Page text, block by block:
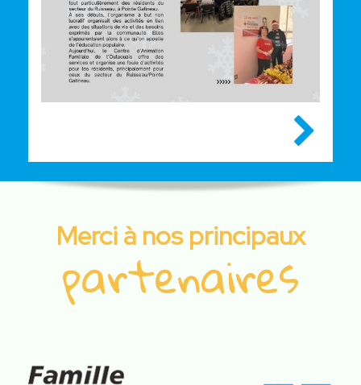
Merci à nos principaux
partenaires